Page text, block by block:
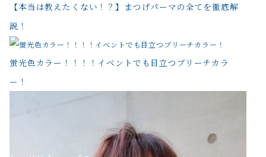
【本当は教えたくない！？】まつげパーマの全てを徹底解
説！
蛍光色カラー！！！！イベントでも目立つブリーチカラ
ー！